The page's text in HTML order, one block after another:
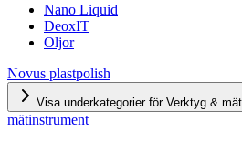
Nano Liquid
DeoxIT
Oljor
Novus plastpolish
Visa underkategorier för Verktyg &
mätinstrument